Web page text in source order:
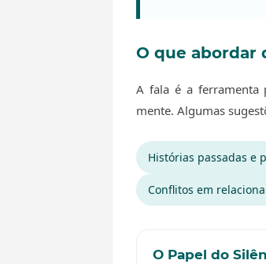
O que abordar
A fala é a ferramenta
mente. Algumas
Histórias passadas e
Conflitos em
O Papel do